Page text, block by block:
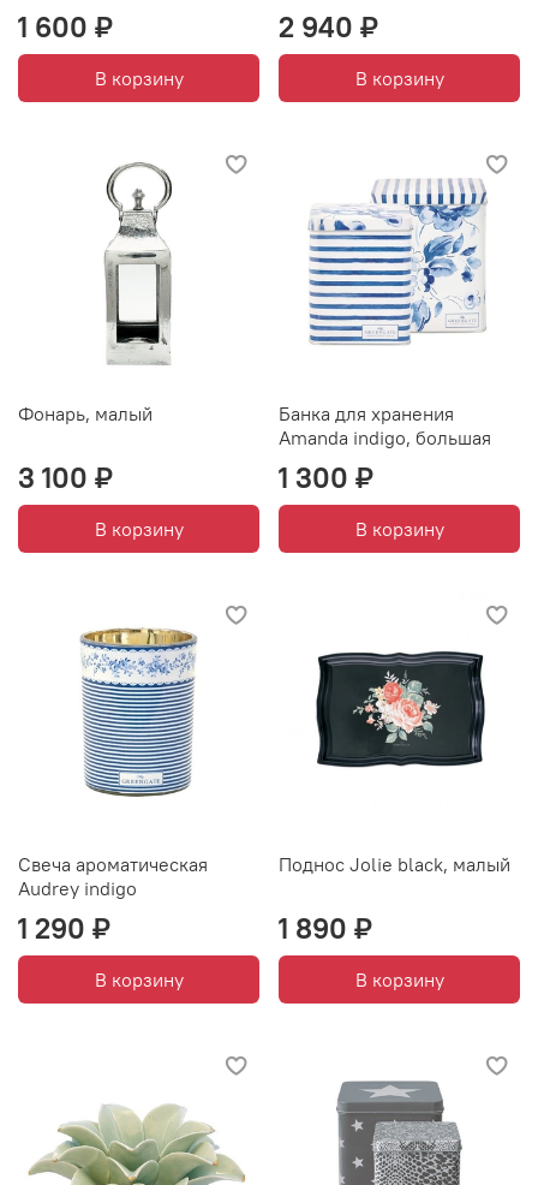
1 600 ₽
В корзину
2 940 ₽
В корзину
Фонарь, малый
3 100 ₽
В корзину
Банка для хранения
Amanda indigo, большая
1 300 ₽
В корзину
Свеча ароматическая
Audrey indigo
1 290 ₽
В корзину
Поднос Jolie black, малый
1 890 ₽
В корзину